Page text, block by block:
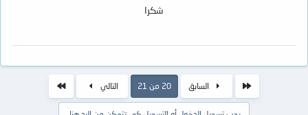
شكرا
السابق 20 من 21 التالي